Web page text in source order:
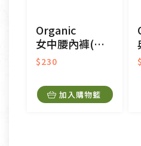
接受原片換新。
衣飾鞋類-如T恤，如於送
美容保養用品、內衣褲、襪
內衣褲、襪子、口罩個人衛
外,依據《通訊交易解除權
Organic
女中腰內褲(涼感環保)-粉芋色
$230
加入購物籃